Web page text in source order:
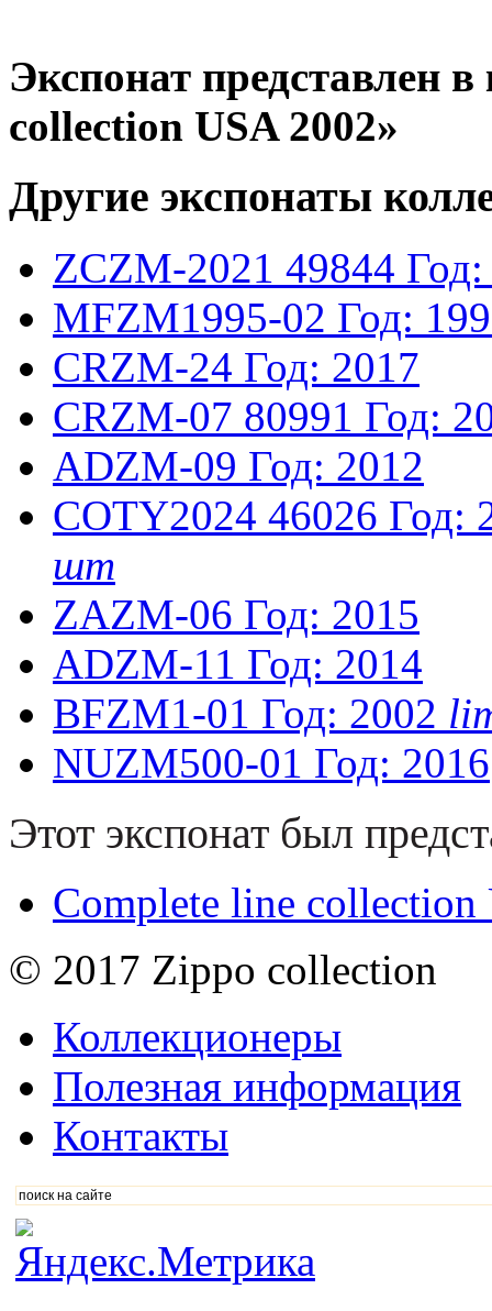
Экспонат представлен
collection USA 2002»
Другие экспонаты
ZCZM-2021 49844
MFZM1995-02 Год:
CRZM-24 Год: 2017
CRZM-07 80991 Год:
ADZM-09 Год: 2012
COTY2024 46026 Год:
шт
ZAZM-06 Год: 2015
ADZM-11 Год: 2014
BFZM1-01 Год: 2002
NUZM500-01 Год: 2016
Этот экспонат был
Complete line collection
© 2017 Zippo collection
Коллекционеры
Полезная информация
Контакты